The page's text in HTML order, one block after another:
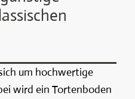
um hochwertige
wird ein Tortenboden